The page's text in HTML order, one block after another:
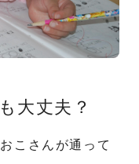
大丈夫？
こさんが通って